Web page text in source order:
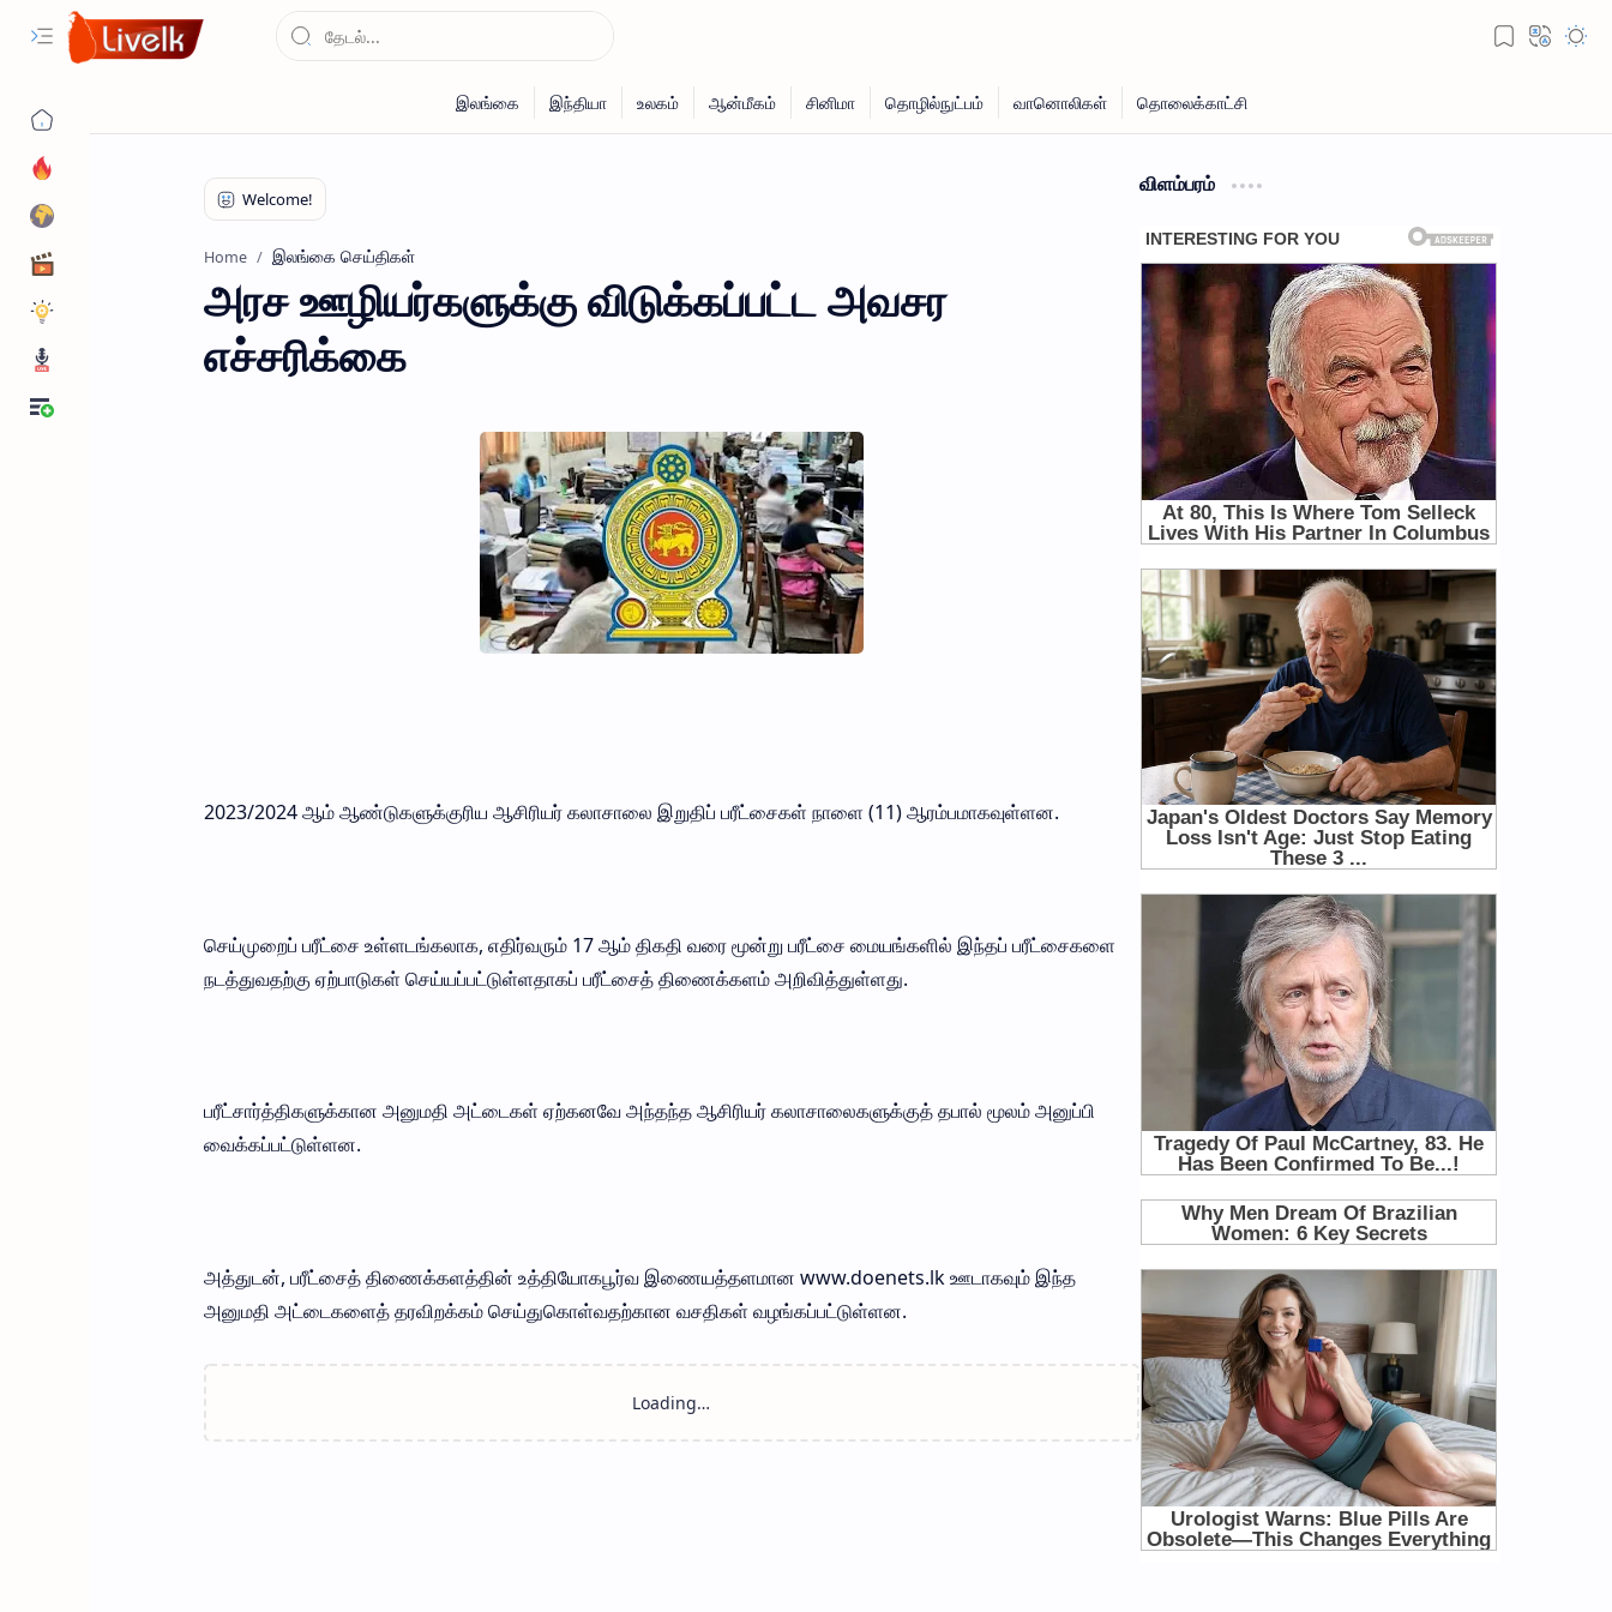
Home இலங்கை செய்திகள்
அரச ஊழியர்களுக்கு விடுக்கப்பட்ட அவசர
எச்சரிக்கை
2023/2024 ஆம் ஆண்டுகளுக்குரிய ஆசிரியர் கலாசாலை இறுதிப் பரீட்சைகள் நாளை (11) ஆரம்பமாகவுள்ளன.
செய்முறைப் பரீட்சை உள்ளடங்கலாக, எதிர்வரும் 17 ஆம் திகதி வரை மூன்று பரீட்சை மையங்களில் இந்தப் பரீட்சைகளை
நடத்துவதற்கு ஏற்பாடுகள் செய்யப்பட்டுள்ளதாகப் பரீட்சைத் திணைக்களம் அறிவித்துள்ளது.
பரீட்சார்த்திகளுக்கான அனுமதி அட்டைகள் ஏற்கனவே அந்தந்த ஆசிரியர் கலாசாலைகளுக்குத் தபால் மூலம் அனுப்பி
வைக்கப்பட்டுள்ளன.
அத்துடன், பரீட்சைத் திணைக்களத்தின் உத்தியோகபூர்வ இணையத்தளமான www.doenets.lk ஊடாகவும் இந்த
அனுமதி அட்டைகளைத் தரவிறக்கம் செய்துகொள்வதற்கான வசதிகள் வழங்கப்பட்டுள்ளன.
விளம்பரம்